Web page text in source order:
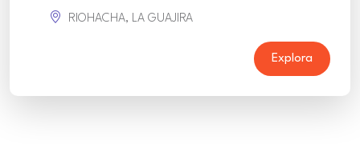
RIOHACHA, LA GUAJIRA
Explora